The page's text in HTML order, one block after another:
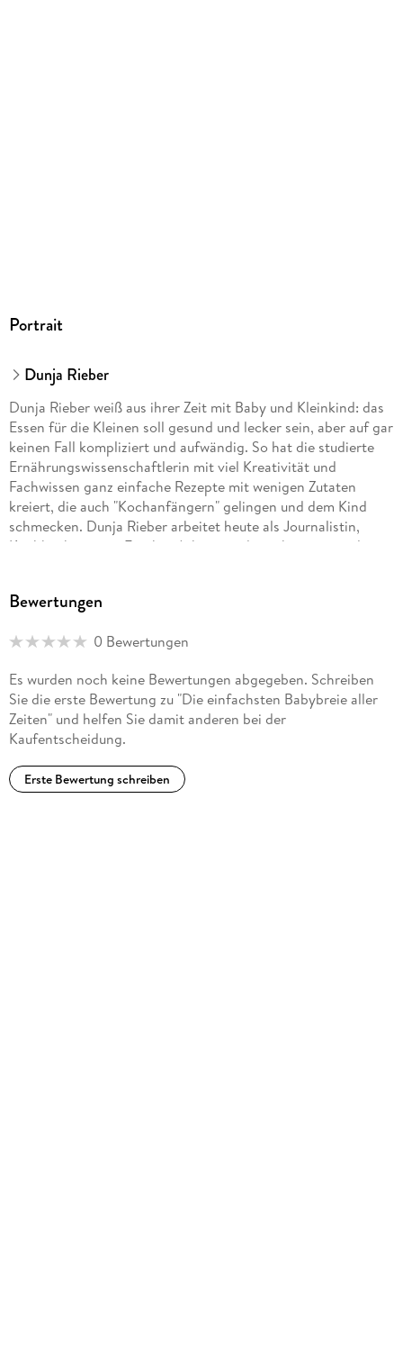
Portrait
Dunja Rieber
Dunja Rieber weiß aus ihrer Zeit mit Baby und Kleinkind: das
Essen für die Kleinen soll gesund und lecker sein, aber auf gar
keinen Fall kompliziert und aufwändig. So hat die studierte
Ernährungswissenschaftlerin mit viel Kreativität und
Fachwissen ganz einfache Rezepte mit wenigen Zutaten
kreiert, die auch "Kochanfängern" gelingen und dem Kind
schmecken. Dunja Rieber arbeitet heute als Journalistin,
Kochbuchautorin. Für ihre Arbeit wurde sie bereits mit dem
Töchtern und ihrem Mann in Landsberg/Bayern.
Bewertungen
0 Bewertungen
Es wurden noch keine Bewertungen abgegeben. Schreiben
Sie die erste Bewertung zu "Die einfachsten Babybreie aller
Zeiten" und helfen Sie damit anderen bei der
Kaufentscheidung.
Erste Bewertung schreiben